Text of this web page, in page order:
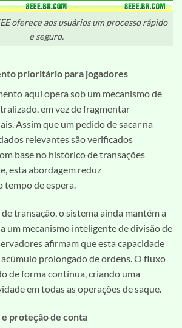
oferece aos usuários um processo rápido
e seguro.
prioritário para jogadores
aqui opera sob um mecanismo de
em vez de fragmentar
Assim que um pedido de sacar na
relevantes são verificados
base no histórico de transações
esta abordagem reduz
tempo de espera.
transação, o sistema ainda mantém a
um mecanismo inteligente de divisão de
afirmam que esta capacidade
prolongado de ordens. O fluxo
de forma contínua, criando uma
em todas as operações de saque.
proteção de conta